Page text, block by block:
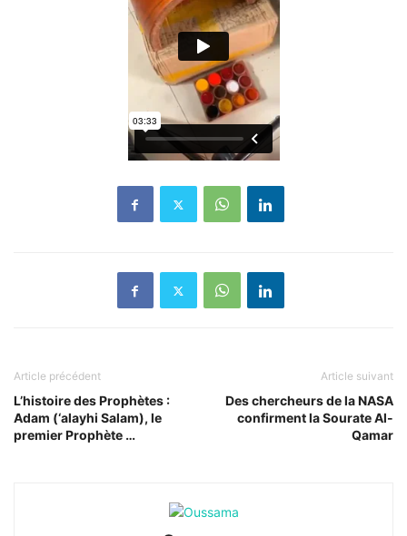
Article précédent
L’histoire des Prophètes :
Adam (‘alayhi Salam), le
premier Prophète …
Article suivant
Des chercheurs de la NASA
confirment la Sourate Al-
Qamar